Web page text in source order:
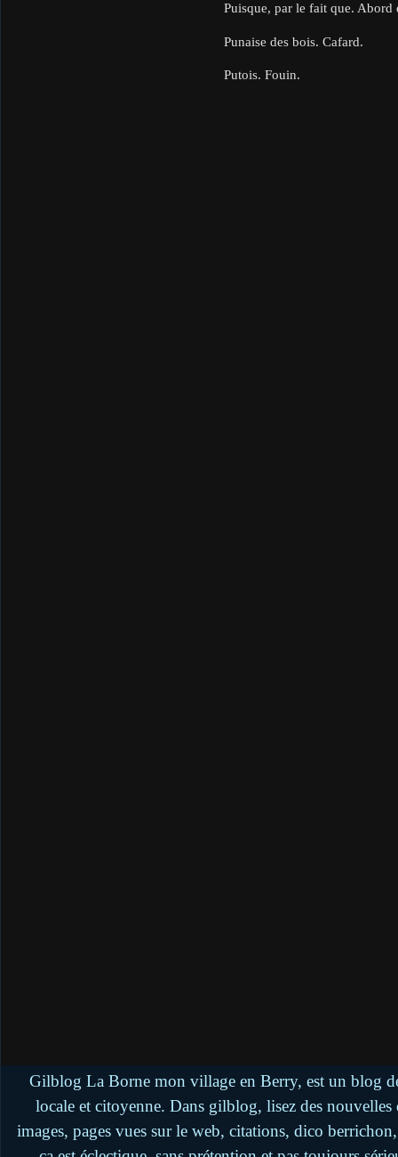
Puisque, par le fait que.
Punaise des bois. Cafard.
Putois. Fouin.
Gilblog La Borne mon village en Berry, est un blog
locale et citoyenne. Dans gilblog, lisez des
images, pages vues sur le web, citations, dico